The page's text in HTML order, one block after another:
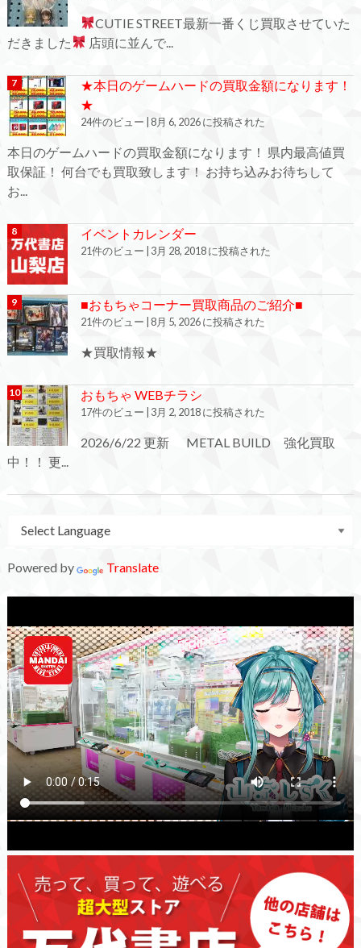
CUTIE STREET最新一番くじ買取させていた
だきました
店頭に並んで...
★本日のゲームハードの買取金額になります！
★
24件のビュー 8月 6, 2026 に投稿された
本日のゲームハードの買取金額になります！ 県内最高値買
取保証！ 何台でも買取致します！ お持ち込みお待ちして
お...
イベントカレンダー
21件のビュー 3月 28, 2018 に投稿された
■おもちゃコーナー買取商品のご紹介■
21件のビュー 8月 5, 2026 に投稿された
★買取情報★
おもちゃ WEBチラシ
17件のビュー 3月 2, 2018 に投稿された
2026/6/22 更新 METAL BUILD 強化買取
中！！ 更...
Powered by Translate